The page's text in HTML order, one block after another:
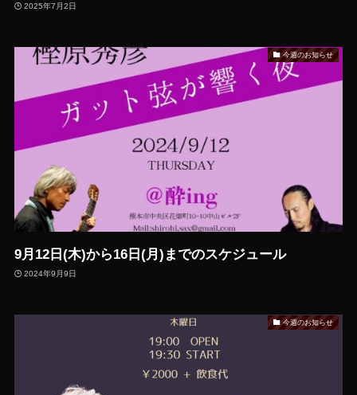
2025年7月2日
今週のお知らせ
9月12日(木)から16日(月)までのスケジュール
2024年9月9日
今週のお知らせ